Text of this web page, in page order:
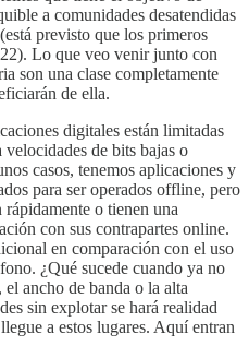
a comunidades desatendidas
previsto que los primeros
Lo que veo venir junto con
son una clase completamente
de ella.
digitales están limitadas
de bits bajas o
casos, tenemos aplicaciones y
para ser operados offline, pero
rápidamente o tienen una
con sus contrapartes online.
en comparación con el uso
¿Qué sucede cuando ya no
ancho de banda o la alta
sin explotar se hará realidad
a estos lugares. Aquí entran